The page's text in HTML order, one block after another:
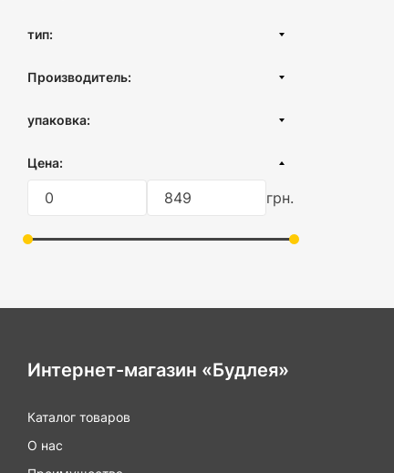
тип:
Производитель:
упаковка:
пленка
Цена:
грн.
Интернет-магазин «Будлея»
Каталог товаров
О нас